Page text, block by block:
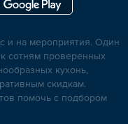
и на мероприятия. Один
сотням проверенных
кухонь,
скидкам.
помочь с подбором